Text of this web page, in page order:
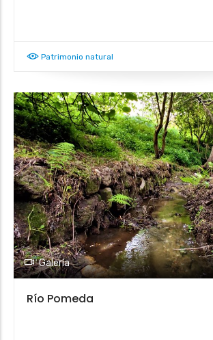
Patrimonio natural
Galería
Río Pomeda